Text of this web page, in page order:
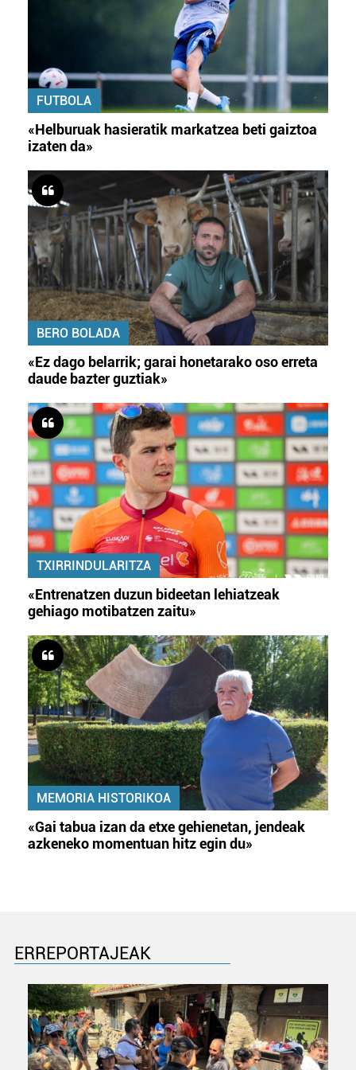
FUTBOLA
«Helburuak hasieratik markatzea beti gaiztoa
izaten da»
BERO BOLADA
«Ez dago belarrik; garai honetarako oso erreta
daude bazter guztiak»
TXIRRINDULARITZA
«Entrenatzen duzun bideetan lehiatzeak
gehiago motibatzen zaitu»
MEMORIA HISTORIKOA
«Gai tabua izan da etxe gehienetan, jendeak
azkeneko momentuan hitz egin du»
ERREPORTAJEAK